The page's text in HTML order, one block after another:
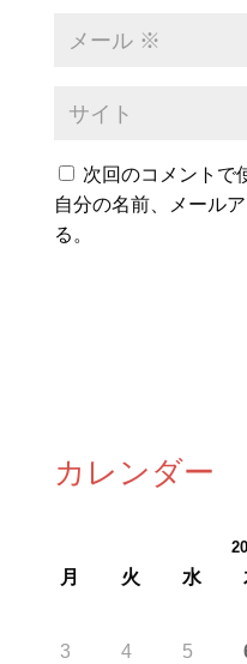
次回のコメントで
自分の名前、メール
る。
カレンダー
月 火 水
3
4 5